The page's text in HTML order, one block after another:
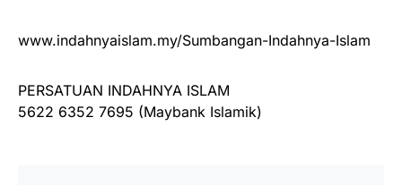
www.indahnyaislam.my/Sumbangan-Indahnya-Islam
PERSATUAN INDAHNYA ISLAM
5622 6352 7695 (Maybank Islamik)